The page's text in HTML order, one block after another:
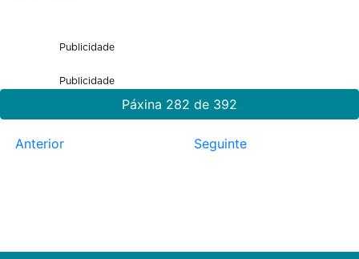
Publicidade
Publicidade
Páxina 282 de 392
Anterior Seguinte